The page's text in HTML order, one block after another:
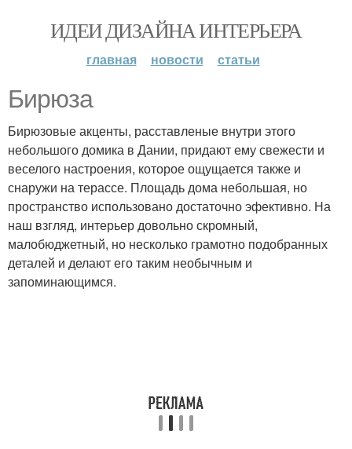
ИДЕИ ДИЗАЙНА ИНТЕРЬЕРА
главная новости статьи
Бирюза
Бирюзовые акценты, расставленые внутри этого
небольшого домика в Дании, придают ему свежести и
веселого настроения, которое ощущается также и
снаружи на терассе. Площадь дома небольшая, но
пространство использовано достаточно эфективно. На
наш взгляд, интерьер довольно скромный,
малобюджетный, но несколько грамотно подобранных
деталей и делают его таким необычным и
запоминающимся.